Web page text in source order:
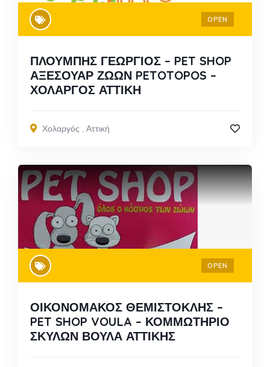
OPEN
ΠΛΟΥΜΠΗΣ ΓΕΩΡΓΙΟΣ – PET SHOP
ΑΞΕΣΟΥΑΡ ΖΩΩΝ PETOTOPOS –
ΧΟΛΑΡΓΟΣ ΑΤΤΙΚΗ
Χολαργός , Αττική
OPEN
ΟΙΚΟΝΟΜΑΚΟΣ ΘΕΜΙΣΤΟΚΛΗΣ –
PET SHOP VOULA – ΚΟΜΜΩΤΗΡΙΟ
ΣΚΥΛΩΝ ΒΟΥΛΑ ΑΤΤΙΚΗΣ